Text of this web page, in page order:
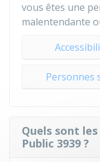
vous êtes une
malentendante
Personnes
Quels sont
Public 3939 ?